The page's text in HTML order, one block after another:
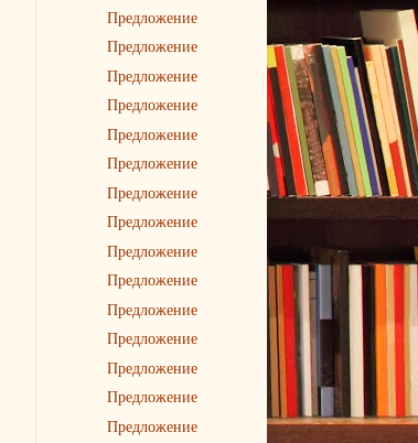
Предложение
Предложение
Предложение
Предложение
Предложение
Предложение
Предложение
Предложение
Предложение
Предложение
Предложение
Предложение
Предложение
Предложение
Предложение